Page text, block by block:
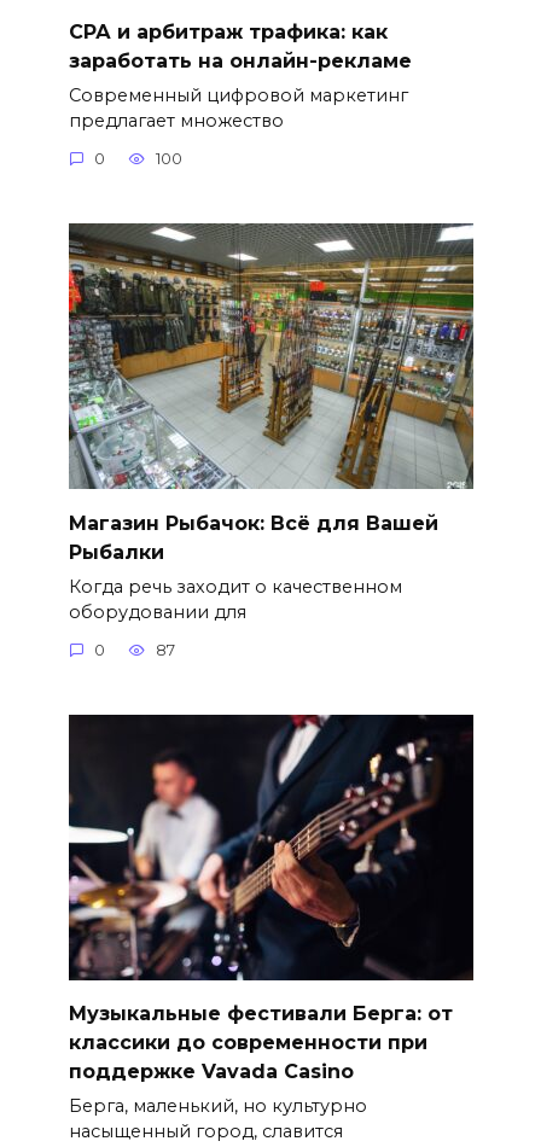
СРА и арбитраж трафика: как
заработать на онлайн-рекламе
Современный цифровой маркетинг
предлагает множество
0 100
Магазин Рыбачок: Всё для Вашей
Рыбалки
Когда речь заходит о качественном
оборудовании для
0 87
Музыкальные фестивали Берга: от
классики до современности при
поддержке Vavada Casino
Берга, маленький, но культурно
насыщенный город, славится